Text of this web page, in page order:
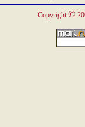
Copyright ©